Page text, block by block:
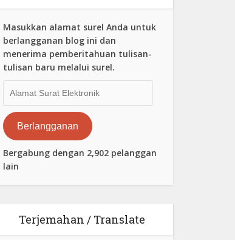
Masukkan alamat surel Anda untuk
berlangganan blog ini dan
menerima pemberitahuan tulisan-
tulisan baru melalui surel.
Surat
Elektronik
Berlangganan
Bergabung dengan 2,902 pelanggan
lain
Terjemahan / Translate